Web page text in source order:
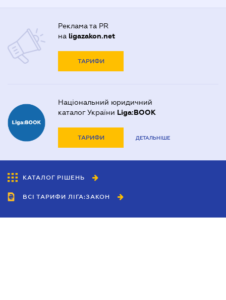
Реклама та PR
на ligazakon.net
ТАРИФИ
Національний юридичний
каталог України Liga:BOOK
ТАРИФИ ДЕТАЛЬНІШЕ
КАТАЛОГ РІШЕНЬ
ВСІ ТАРИФИ ЛІГА:ЗАКОН